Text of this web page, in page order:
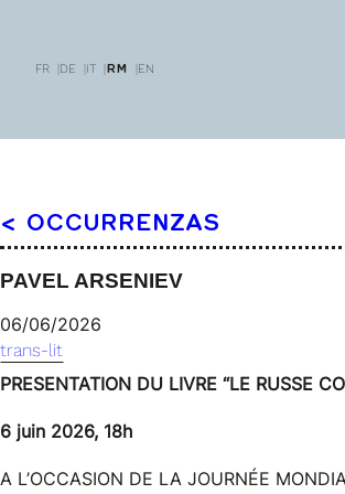
FR DE IT RM EN
< OCCURRENZAS
PAVEL ARSENIEV
06/06/2026
trans-lit
PRESENTATION DU LIVRE “LE RUSSE
6 juin 2026, 18h
A L’OCCASION DE LA JOURNÉE